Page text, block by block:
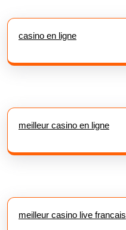
casino en ligne
meilleur casino en ligne
meilleur casino live francais